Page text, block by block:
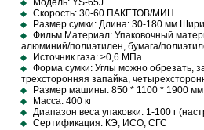
Модель: YS-65J
Скорость: 30-60 ПАКЕТОВ/МИН
Размер сумки: Длина: 30-180 мм
Фильм Материал: Упаковочный
алюминий/полиэтилен, бумага/
Источник газа: ≥0,6 МПа
Форма сумки: Углы можно обрезать,
трехсторонняя запайка,
Размер машины: 850 * 1100 * 1900 мм
Масса: 400 кг
Диапазон веса упаковки: 1-100 г
Сертификация: КЭ, ИСО, СГС